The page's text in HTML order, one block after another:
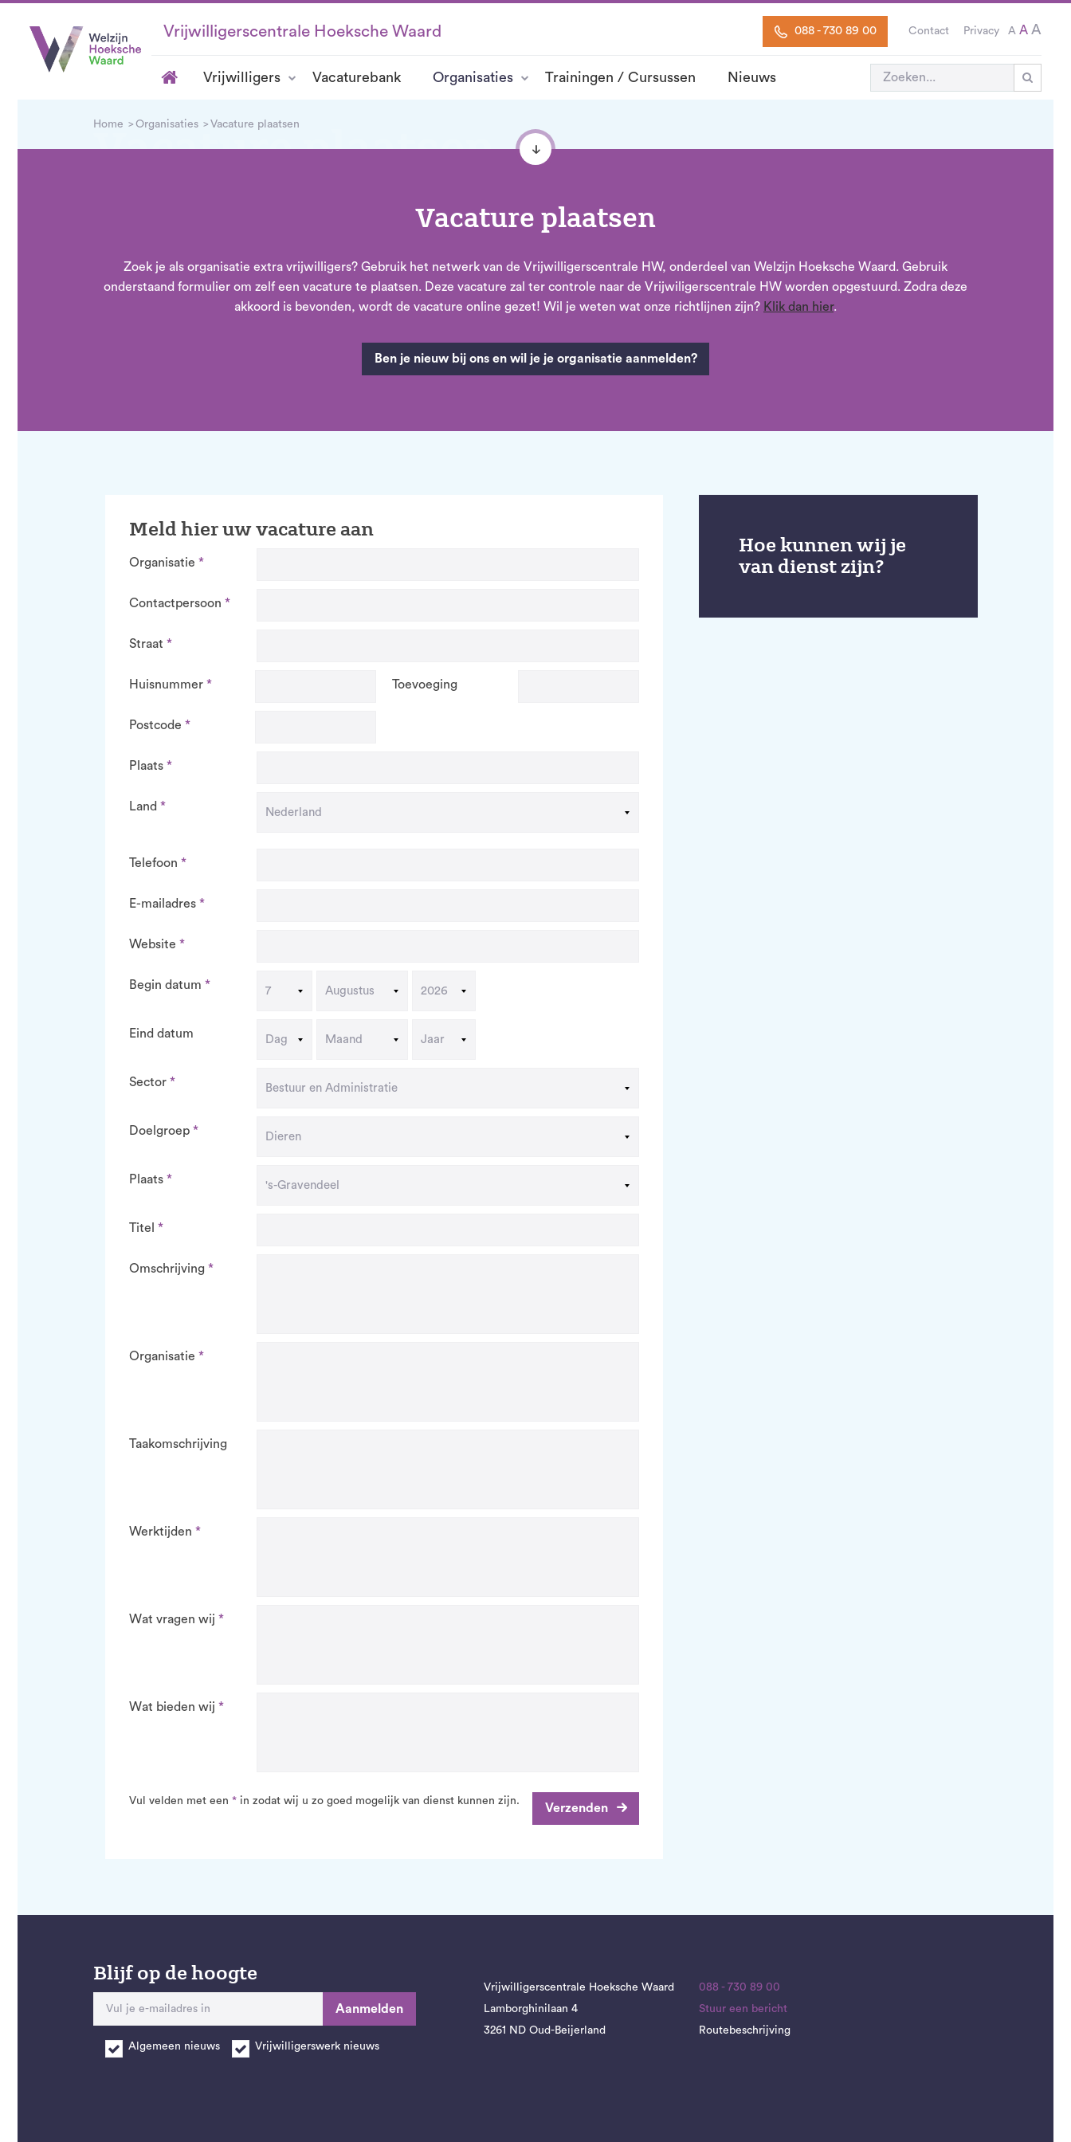
Vrijwilligerscentrale Hoeksche Waard 088 - 730 89 00 Contact Privacy A A A
Vrijwilligers Vacaturebank Organisaties Trainingen / Cursussen Nieuws 
Home Organisaties Vacature plaatsen
Vacature plaatsen
Vacature plaatsen
Zoek je als organisatie extra vrijwilligers? Gebruik het netwerk van de Vrijwilligerscentrale HW, onderdeel van Welzijn Hoeksche Waard. Gebruik
onderstaand formulier om zelf een vacature te plaatsen. Deze vacature zal ter controle naar de Vrijwiligerscentrale HW worden opgestuurd. Zodra deze
akkoord is bevonden, wordt de vacature online gezet! Wil je weten wat onze richtlijnen zijn? Klik dan hier.
Ben je nieuw bij ons en wil je je organisatie aanmelden?
Meld hier uw vacature aan
Organisatie
Contactpersoon
Straat
Huisnummer Toevoeging
Postcode
Plaats
Land
Telefoon
E-mailadres
Website
Begin datum
Eind datum
Sector
Doelgroep
Plaats
Titel
Omschrijving
Organisatie
Taakomschrijving
Werktijden
Wat vragen wij
Wat bieden wij
Vul velden met een * in zodat wij u zo goed mogelijk van dienst kunnen zijn.
Verzenden
Hoe kunnen wij je
van dienst zijn?
Blijf op de hoogte
Aanmelden
Algemeen nieuws Vrijwilligerswerk nieuws
Vrijwilligerscentrale Hoeksche Waard
Lamborghinilaan 4
3261 ND Oud-Beijerland
088 - 730 89 00
Stuur een bericht
Routebeschrijving